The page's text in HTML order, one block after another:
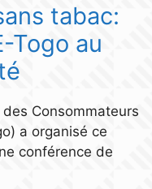
tabac:
Togo au
des Consommateurs
a organisé ce
conférence de